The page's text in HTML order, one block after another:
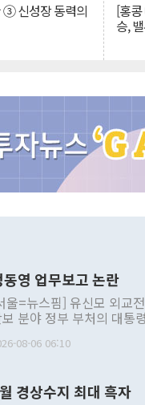
③ 신성장 동력의 [홍
승,
동영 업무보고 논란
울=뉴스핌] 유신모 외교
분야 정부 부처의 대통
중에는 정부 내 조율을
적 희망에 근거한 비현
08-06 06:10
경상수지 최대 흑자